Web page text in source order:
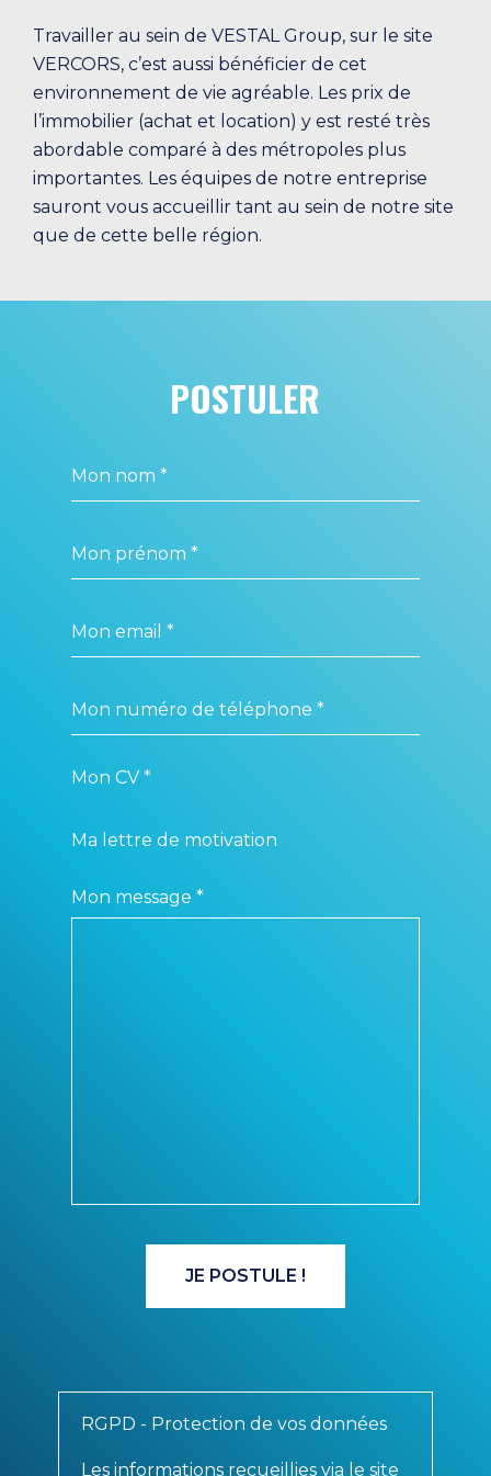
Travailler au sein de VESTAL Group, sur le site
VERCORS, c’est aussi bénéficier de cet
environnement de vie agréable. Les prix de
l’immobilier (achat et location) y est resté très
abordable comparé à des métropoles plus
importantes. Les équipes de notre entreprise
sauront vous accueillir tant au sein de notre site
que de cette belle région.
POSTULER
Mon CV *
Ma lettre de motivation
Mon message *
RGPD - Protection de vos données
Les informations recueillies via le site